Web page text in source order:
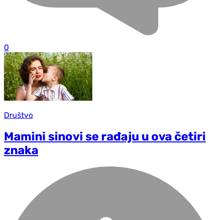
0
Društvo
Mamini sinovi se rađaju u ova četiri
znaka